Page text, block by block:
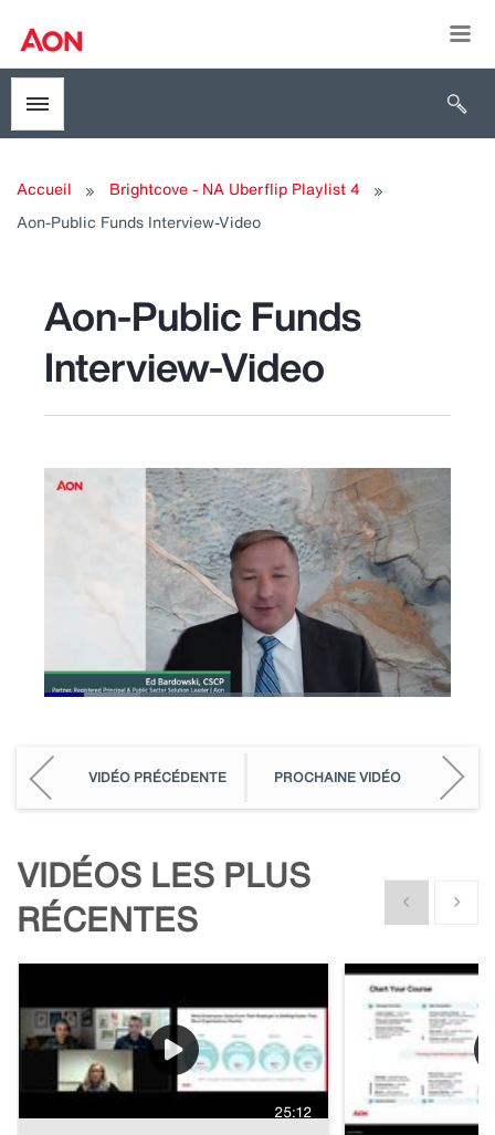
Toggle menubar
Accueil
Brightcove - NA Uberflip Playlist 4
Aon-Public Funds Interview-Video
Aon-Public Funds
Interview-Video
Loaded:
VIDÉO PRÉCÉDENTE PROCHAINE VIDÉO
VIDÉOS LES PLUS
RÉCENTES
Show previous
Show
25:12